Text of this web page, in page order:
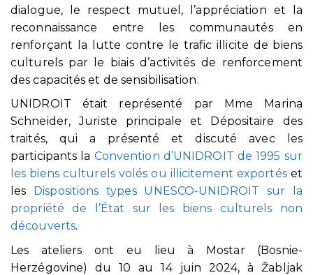
dialogue, le respect mutuel, l’appréciation et la
reconnaissance entre les communautés en
renforçant la lutte contre le trafic illicite de biens
culturels par le biais d’activités de renforcement
des capacités et de sensibilisation.
UNIDROIT était représenté par Mme Marina
Schneider, Juriste principale et Dépositaire des
traités, qui a présenté et discuté avec les
participants la Convention d’UNIDROIT de 1995 sur
les biens culturels volés ou illicitement exportéset
les Dispositions types UNESCO-UNIDROIT sur la
propriété de l’État sur les biens culturels non
découverts.
Les ateliers ont eu lieu à Mostar (Bosnie-
Herzégovine) du 10 au 14 juin 2024, à Žabljak